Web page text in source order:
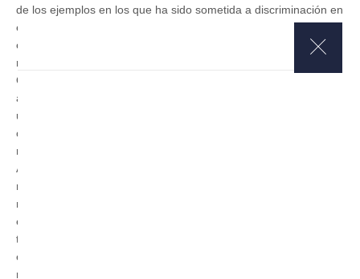
de los ejemplos en los que ha sido sometida a discriminación en
el lugar de trabajo en el estado de California debido a su
embarazo. A continuación, dé un paso adelante y presente
rápidamente una queja ante la Comisión de Igualdad de
Oportunidades en el Empleo manteniendo a su lado al mejor
abogado laboralista de Raphael. Además, no olvide consultar a
un abogado con experiencia para conocer más sobre sus
opciones legales y sus derechos en el lugar de trabajo con
respecto a la discriminación contra empleadas embarazadas.
Además de ayudar con la recopilación de pruebas y las
negociaciones con el empleador, su abogado puede, si es
necesario, ayudar a presentar una queja por discriminación por
embarazo. Tenga en cuenta que tiene derechos legales a un
tratamiento y adaptaciones razonables en el trabajo si está
embarazada. Mantenga su posición y busque la justicia que se
merece.